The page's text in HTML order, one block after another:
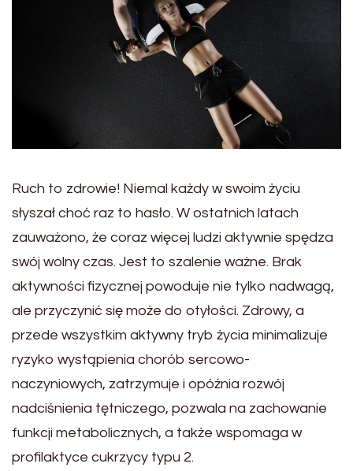
Ruch to zdrowie! Niemal każdy w swoim życiu
słyszał choć raz to hasło. W ostatnich latach
zauważono, że coraz więcej ludzi aktywnie spędza
swój wolny czas. Jest to szalenie ważne. Brak
aktywności fizycznej powoduje nie tylko nadwagą,
ale przyczynić się może do otyłości. Zdrowy, a
przede wszystkim aktywny tryb życia minimalizuje
ryzyko wystąpienia chorób sercowo-
naczyniowych, zatrzymuje i opóźnia rozwój
nadciśnienia tętniczego, pozwala na zachowanie
funkcji metabolicznych, a także wspomaga w
profilaktyce cukrzycy typu 2.